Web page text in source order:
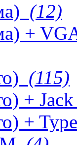
(12)
+
(115)
+
+